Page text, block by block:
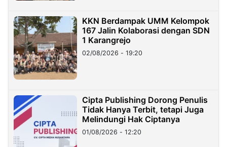
KKN Berdampak UMM Kelompok
167 Jalin Kolaborasi dengan SDN
1 Karangrejo
02/08/2026 - 19:20
Cipta Publishing Dorong Penulis
Tidak Hanya Terbit, tetapi Juga
Melindungi Hak Ciptanya
01/08/2026 - 12:20